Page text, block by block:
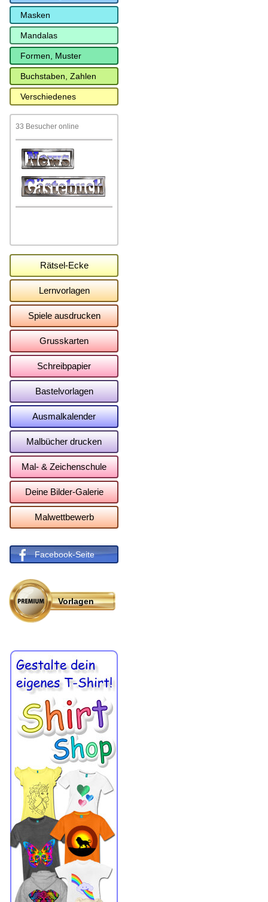
Masken
Mandalas
Formen, Muster
Buchstaben, Zahlen
Verschiedenes
33 Besucher online
Rätsel-Ecke
Lernvorlagen
Spiele ausdrucken
Grusskarten
Schreibpapier
Bastelvorlagen
Ausmalkalender
Malbücher drucken
Mal- & Zeichenschule
Deine Bilder-Galerie
Malwettbewerb
Facebook-Seite
Vorlagen